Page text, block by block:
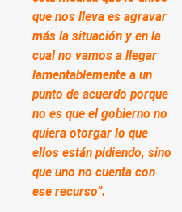
que nos lleva es agravar
más la situación y en la
cual no vamos a llegar
lamentablemente a un
punto de acuerdo porque
no es que el gobierno no
quiera otorgar lo que
ellos están pidiendo, sino
que uno no cuenta con
ese recurso”.